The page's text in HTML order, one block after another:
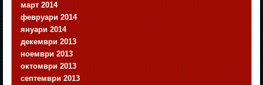
март 2014
февруари 2014
януари 2014
декември 2013
ноември 2013
октомври 2013
септември 2013